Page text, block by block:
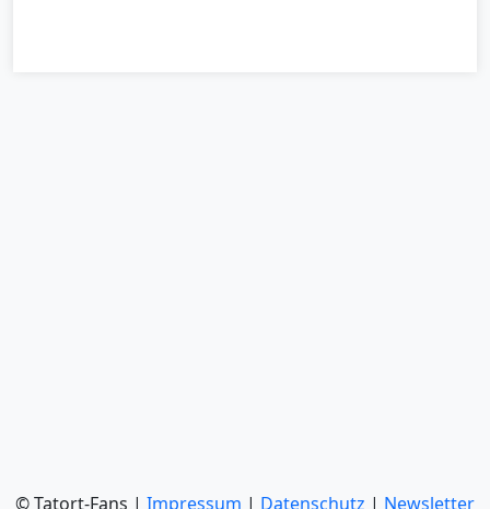
© Tatort-Fans | Impressum | Datenschutz | Newsletter